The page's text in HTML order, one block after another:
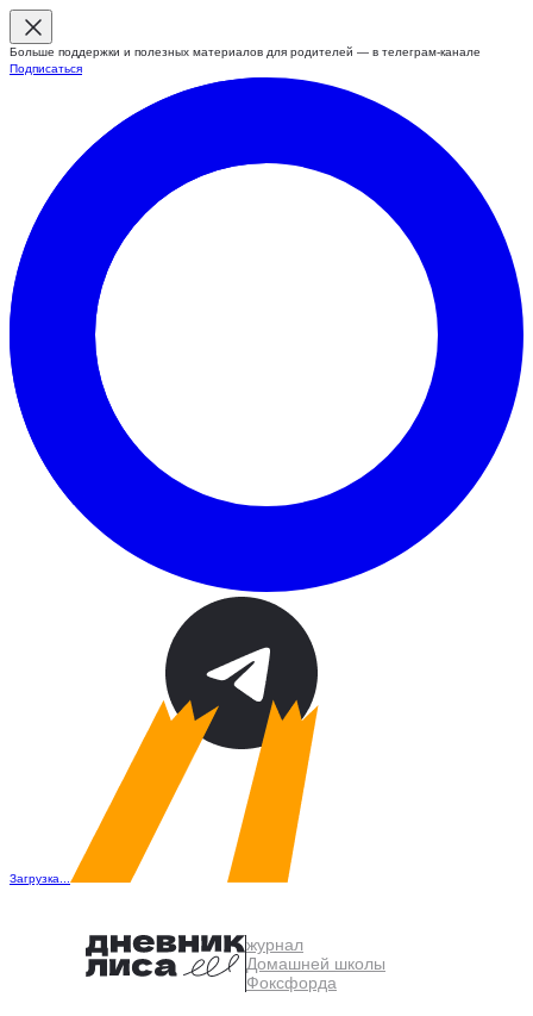
Больше поддержки и полезных материалов для родителей — в телеграм-канале
Подписаться
Загрузка...
журнал
Домашней школы
Фоксфорда